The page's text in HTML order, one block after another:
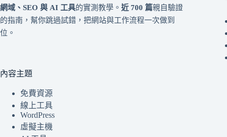
網域、SEO 與 AI 工具的實測教學。 近 700 篇親自驗證
的指南，幫你跳過試錯，把網站與工作流程一次做到
位。
內容主題
免費資源
線上工具
WordPress
虛擬主機